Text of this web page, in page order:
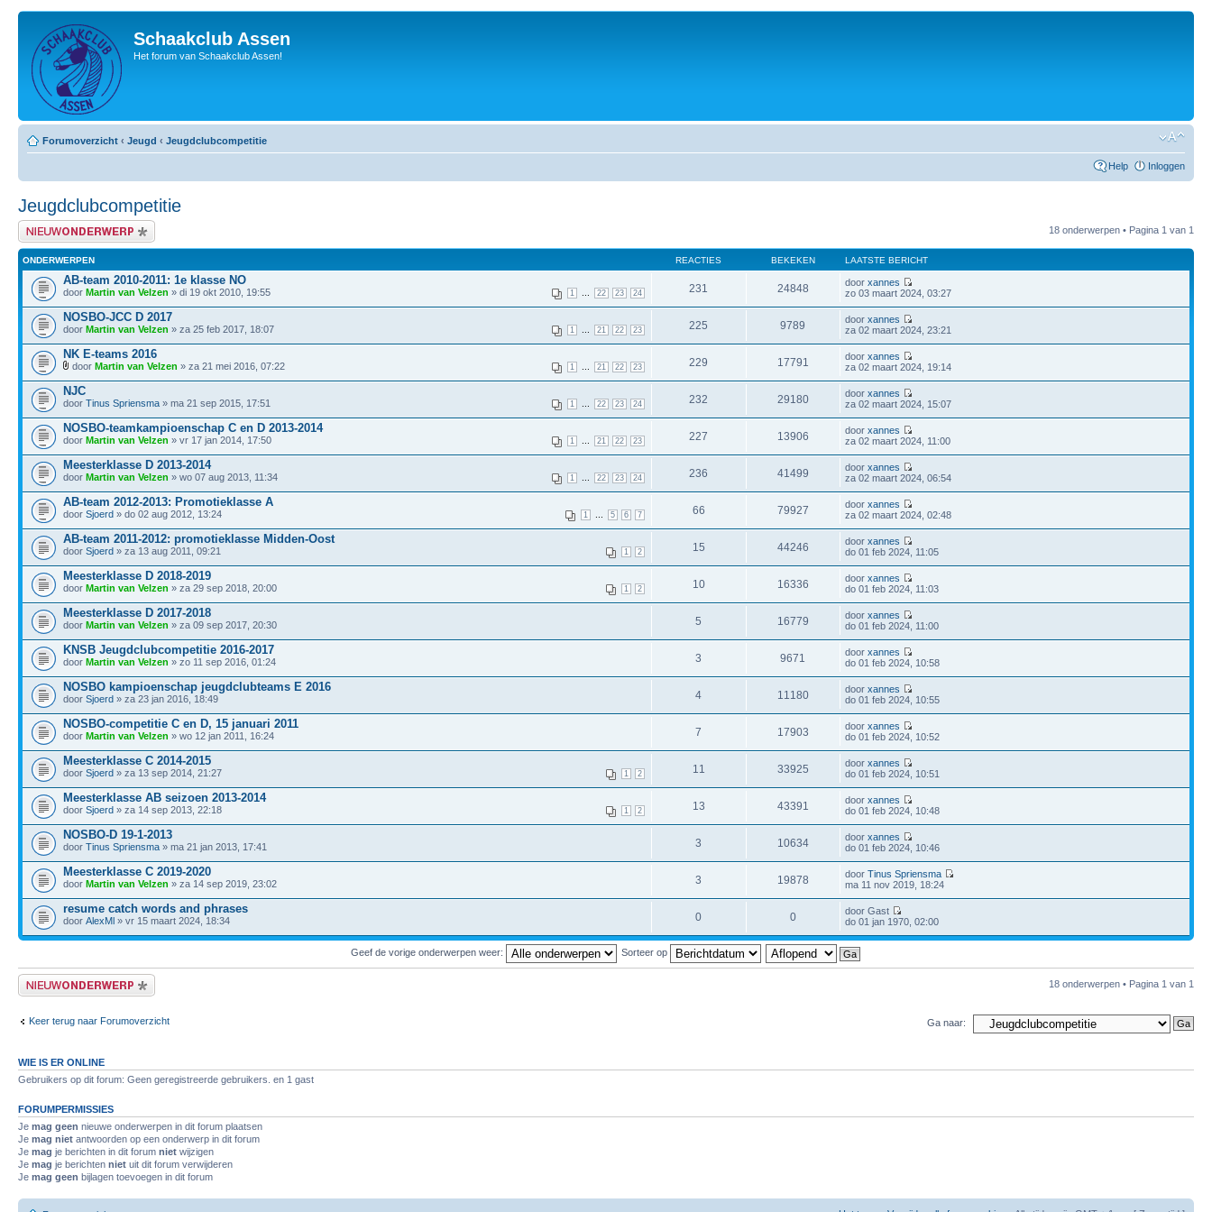
Schaakclub Assen
Het forum van Schaakclub Assen!
Forumoverzicht ‹ Jeugd ‹ Jeugdclubcompetitie
Help Inloggen
Jeugdclubcompetitie
Plaats een nieuw bericht 18 onderwerpen • Pagina 1 van 1
ONDERWERPEN REACTIES BEKEKEN LAATSTE BERICHT
AB-team 2010-2011: 1e klasse NO
1 22 23 24
door Martin van Velzen » di 19 okt 2010, 19:55 231 24848 doorxannes
zo 03 maart 2024, 03:27
NOSBO-JCC D 2017
1 21 22 23
door Martin van Velzen » za 25 feb 2017, 18:07 225 9789 doorxannes
za 02 maart 2024, 23:21
NK E-teams 2016
1 21 22 23
door Martin van Velzen » za 21 mei 2016, 07:22 229 17791 doorxannes
za 02 maart 2024, 19:14
NJC
1 22 23 24
door Tinus Spriensma » ma 21 sep 2015, 17:51 232 29180 doorxannes
za 02 maart 2024, 15:07
NOSBO-teamkampioenschap C en D 2013-2014
1 21 22 23
door Martin van Velzen » vr 17 jan 2014, 17:50 227 13906 doorxannes
za 02 maart 2024, 11:00
Meesterklasse D 2013-2014
1 22 23 24
door Martin van Velzen » wo 07 aug 2013, 11:34 236 41499 doorxannes
za 02 maart 2024, 06:54
AB-team 2012-2013: Promotieklasse A
1 5 6 7
door Sjoerd » do 02 aug 2012, 13:24 66 79927 doorxannes
za 02 maart 2024, 02:48
AB-team 2011-2012: promotieklasse Midden-Oost
1 2
door Sjoerd » za 13 aug 2011, 09:21 15 44246 doorxannes
do 01 feb 2024, 11:05
Meesterklasse D 2018-2019
1 2
door Martin van Velzen » za 29 sep 2018, 20:00 10 16336 doorxannes
do 01 feb 2024, 11:03
Meesterklasse D 2017-2018
door Martin van Velzen » za 09 sep 2017, 20:30 5 16779 doorxannes
do 01 feb 2024, 11:00
KNSB Jeugdclubcompetitie 2016-2017
door Martin van Velzen » zo 11 sep 2016, 01:24 3 9671 doorxannes
do 01 feb 2024, 10:58
NOSBO kampioenschap jeugdclubteams E 2016
door Sjoerd » za 23 jan 2016, 18:49 4 11180 doorxannes
do 01 feb 2024, 10:55
NOSBO-competitie C en D, 15 januari 2011
door Martin van Velzen » wo 12 jan 2011, 16:24 7 17903 doorxannes
do 01 feb 2024, 10:52
Meesterklasse C 2014-2015
1 2
door Sjoerd » za 13 sep 2014, 21:27 11 33925 doorxannes
do 01 feb 2024, 10:51
Meesterklasse AB seizoen 2013-2014
1 2
door Sjoerd » za 14 sep 2013, 22:18 13 43391 doorxannes
do 01 feb 2024, 10:48
NOSBO-D 19-1-2013
door Tinus Spriensma » ma 21 jan 2013, 17:41 3 10634 doorxannes
do 01 feb 2024, 10:46
Meesterklasse C 2019-2020
door Martin van Velzen » za 14 sep 2019, 23:02 3 19878 doorTinus Spriensma
ma 11 nov 2019, 18:24
resume catch words and phrases
door AlexMl » vr 15 maart 2024, 18:34 0 0
door Gast
do 01 jan 1970, 02:00
Geef de vorige onderwerpen weer: Sorteer op
Plaats een nieuw bericht 18 onderwerpen • Pagina 1 van 1
Keer terug naar Forumoverzicht Ga naar:
WIE IS ER ONLINE
Gebruikers op dit forum: Geen geregistreerde gebruikers. en 1 gast
FORUMPERMISSIES
Je mag geen nieuwe onderwerpen in dit forum plaatsen
Je mag niet antwoorden op een onderwerp in dit forum
Je mag je berichten in dit forum niet wijzigen
Je mag je berichten niet uit dit forum verwijderen
Je mag geen bijlagen toevoegen in dit forum